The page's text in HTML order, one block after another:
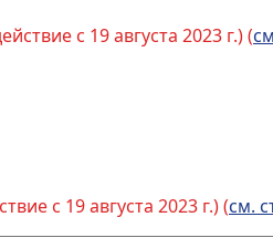
с 19 августа 2023 г.) (
с 19 августа 2023 г.) (см.